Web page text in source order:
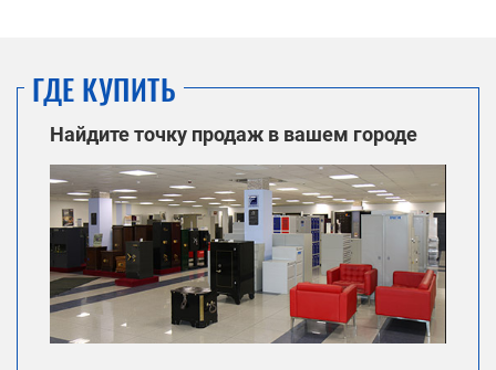
ГДЕ КУПИТЬ
Найдите точку продаж в вашем городе